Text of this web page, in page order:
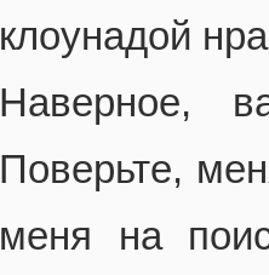
клоунадой
Наверное,
Поверьте,
меня на